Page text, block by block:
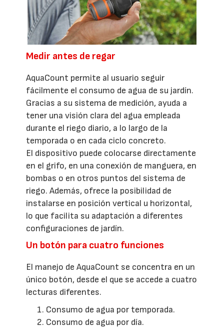
Medir antes de regar
AquaCount permite al usuario seguir
fácilmente el consumo de agua de su jardín.
Gracias a su sistema de medición, ayuda a
tener una visión clara del agua empleada
durante el riego diario, a lo largo de la
temporada o en cada ciclo concreto.
El dispositivo puede colocarse directamente
en el grifo, en una conexión de manguera, en
bombas o en otros puntos del sistema de
riego. Además, ofrece la posibilidad de
instalarse en posición vertical u horizontal,
lo que facilita su adaptación a diferentes
configuraciones de jardín.
Un botón para cuatro funciones
El manejo de AquaCount se concentra en un
único botón, desde el que se accede a cuatro
lecturas diferentes.
Consumo de agua por temporada.
Consumo de agua por día.